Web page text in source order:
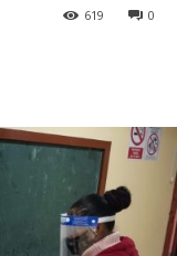
0
619